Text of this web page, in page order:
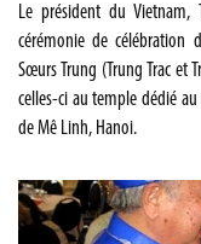
Le président du
cérémonie de célébration
Sœurs Trung (Trung Trac
celles-ci au temple dédié
de Mê Linh, Hanoi.